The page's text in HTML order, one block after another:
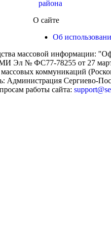
района
О сайте
Об
массовой информации:
Эл № ФС77-78255 от 27
коммуникаций
Администрация Сергиево-
работы сайта: